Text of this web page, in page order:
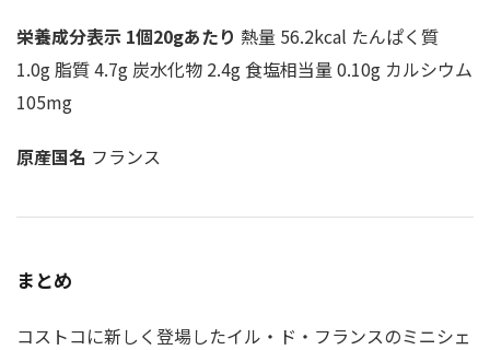
栄養成分表示 1個20gあたり 熱量 56.2kcal たんぱく質
1.0g 脂質 4.7g 炭水化物 2.4g 食塩相当量 0.10g カルシウム
105mg
原産国名 フランス
まとめ
コストコに新しく登場したイル・ド・フランスのミニシェ